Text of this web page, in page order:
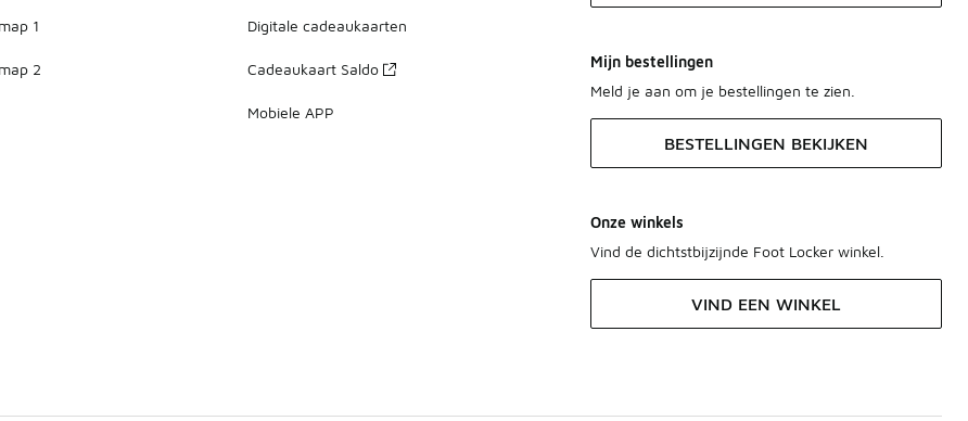
1
2
Digitale cadeaukaarten
Cadeaukaart Saldo
Mobiele APP
Mijn bestellingen
Meld je aan om je bestellingen te zien.
BESTELLINGEN BEKIJKEN
Onze winkels
Vind de dichtstbijzijnde Foot Locker winkel.
VIND EEN WINKEL